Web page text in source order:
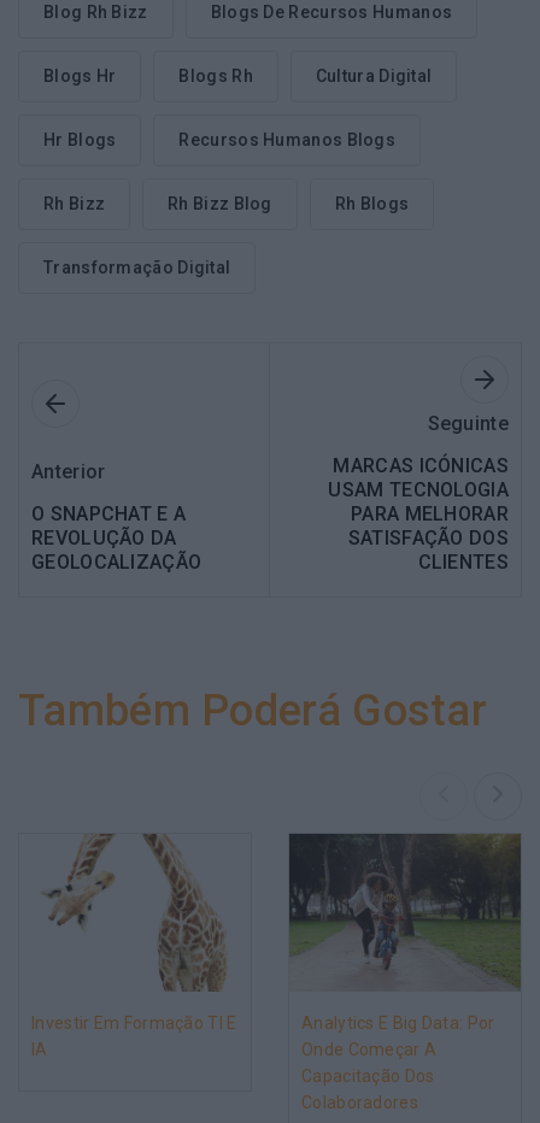
Blog Rh Bizz Blogs De Recursos Humanos
Blogs Hr Blogs Rh Cultura Digital
Hr Blogs Recursos Humanos Blogs
Rh Bizz Rh Bizz Blog Rh Blogs
Transformação Digital
Anterior
O SNAPCHAT E A
REVOLUÇÃO DA
GEOLOCALIZAÇÃO
Seguinte
MARCAS ICÓNICAS
USAM TECNOLOGIA
PARA MELHORAR
SATISFAÇÃO DOS
CLIENTES
Também Poderá Gostar
Investir Em Formação TI E
IA
Analytics E Big Data: Por
Onde Começar A
Capacitação Dos
Colaboradores